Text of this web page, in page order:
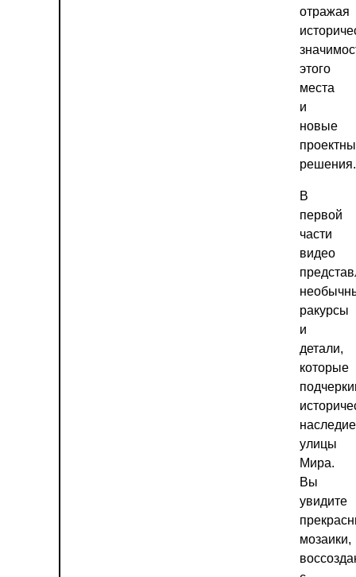
отражая
этого
места
и
новые
решения.
В
первой
части
видео
ракурсы
и
детали,
которые
наследие
улицы
Мира.
Вы
увидите
мозаики,